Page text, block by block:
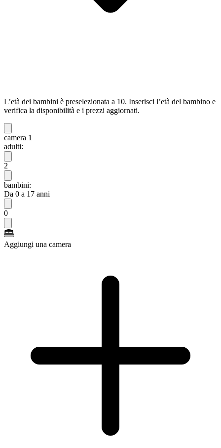
L’età dei bambini è preselezionata a 10. Inserisci l’età del bambino e
verifica la disponibilità e i prezzi aggiornati.
camera 1
adulti:
2
bambini:
Da 0 a 17 anni
0
Aggiungi una camera